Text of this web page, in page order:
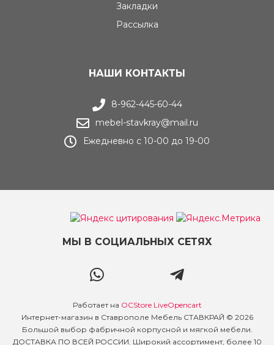
Закладки
Рассылка
НАШИ КОНТАКТЫ
8-962-445-60-44
mebel-stavkray@mail.ru
Ежедневно с 10-00 до 19-00
МЫ В СОЦИАЛЬНЫХ СЕТЯХ
Работает на OCStore LiveOpencart
Интернет-магазин в Ставрополе Мебель СТАВКРАЙ © 2026
Большой выбор фабричной корпусной и мягкой мебели.
ДОСТАВКА ПО ВСЕЙ РОССИИ. Широкий ассортимент, более 10